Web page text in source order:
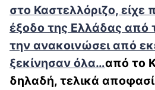
στο Καστελλόριζο, είχε
έξοδο της Ελλάδας από
την ανακοινώσει από
ξεκίνησαν όλα…από το
δηλαδή, τελικά